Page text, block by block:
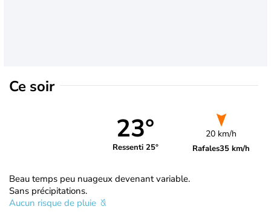
Ce soir
23°
Ressenti 25°
20 km/h
Rafales35 km/h
Beau temps peu nuageux devenant variable.
Sans précipitations.
Aucun risque de pluie